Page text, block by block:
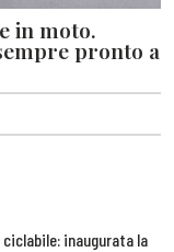
in moto.
pronto a
ciclabile: inaugurata la